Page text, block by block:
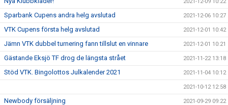
Sparbank Cupens andra helg avslutad 2021-12-06 10:27
VTK Cupens första helg avslutad 2021-12-01 10:42
Jämn VTK dubbel turnering fann tillslut en vinnare 2021-12-01 10:21
Gästande Eksjö TF drog de längsta strået 2021-11-22 13:18
Stöd VTK. Bingolottos Julkalender 2021 2021-11-04 10:12
2021-10-12 12:58
Newbody försäljning 2021-09-29 09:22